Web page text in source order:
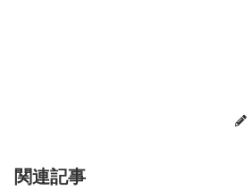
関連記事